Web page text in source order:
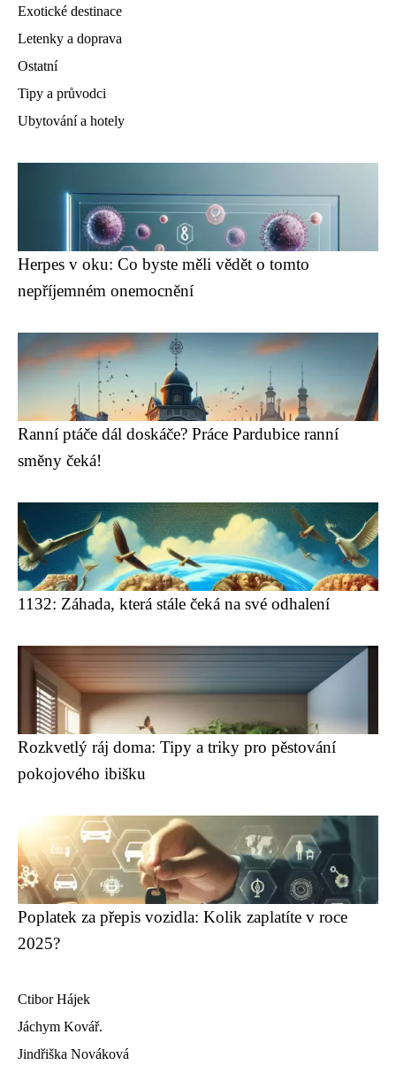
Exotické destinace
Letenky a doprava
Ostatní
Tipy a průvodci
Ubytování a hotely
Herpes v oku: Co byste měli vědět o tomto
nepříjemném onemocnění
Ranní ptáče dál doskáče? Práce Pardubice ranní
směny čeká!
1132: Záhada, která stále čeká na své odhalení
Rozkvetlý ráj doma: Tipy a triky pro pěstování
pokojového ibišku
Poplatek za přepis vozidla: Kolik zaplatíte v roce
2025?
Ctibor Hájek
Jáchym Kovář.
Jindřiška Nováková